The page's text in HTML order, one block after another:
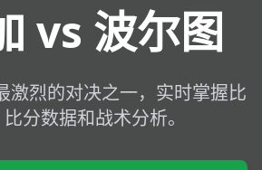
vs 波尔图
激烈的对决之一，实时掌握比
分数据和战术分析。